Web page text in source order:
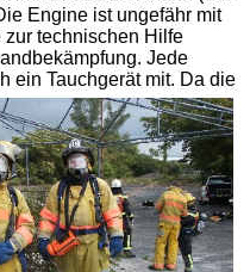
Engine ist ungefähr mit
technischen Hilfe
Jede
ein Tauchgerät mit. Da die